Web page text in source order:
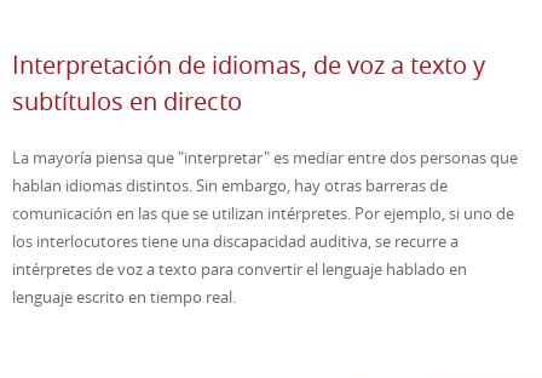
Interpretación de idiomas, de voz a texto y
subtítulos en directo
La mayoría piensa que "interpretar" es mediar entre dos personas que
hablan idiomas distintos. Sin embargo, hay otras barreras de
comunicación en las que se utilizan intérpretes. Por ejemplo, si uno de
los interlocutores tiene una discapacidad auditiva, se recurre a
intérpretes de voz a texto para convertir el lenguaje hablado en
lenguaje escrito en tiempo real.